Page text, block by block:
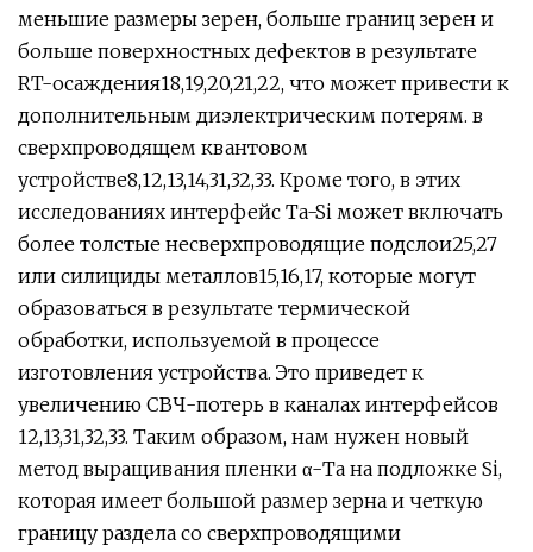
меньшие размеры зерен, больше границ зерен и
больше поверхностных дефектов в результате
RT-осаждения18,19,20,21,22, что может привести к
дополнительным диэлектрическим потерям. в
сверхпроводящем квантовом
устройстве8,12,13,14,31,32,33. Кроме того, в этих
исследованиях интерфейс Ta-Si может включать
более толстые несверхпроводящие подслои25,27
или силициды металлов15,16,17, которые могут
образоваться в результате термической
обработки, используемой в процессе
изготовления устройства. Это приведет к
увеличению СВЧ-потерь в каналах интерфейсов
12,13,31,32,33. Таким образом, нам нужен новый
метод выращивания пленки α-Ta на подложке Si,
которая имеет большой размер зерна и четкую
границу раздела со сверхпроводящими